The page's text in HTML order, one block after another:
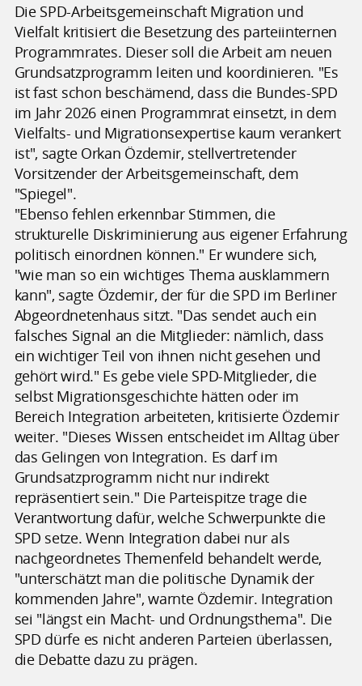
Die SPD-Arbeitsgemeinschaft Migration und
Vielfalt kritisiert die Besetzung des parteiinternen
Programmrates. Dieser soll die Arbeit am neuen
Grundsatzprogramm leiten und koordinieren. "Es
ist fast schon beschämend, dass die Bundes-SPD
im Jahr 2026 einen Programmrat einsetzt, in dem
Vielfalts- und Migrationsexpertise kaum verankert
ist", sagte Orkan Özdemir, stellvertretender
Vorsitzender der Arbeitsgemeinschaft, dem
"Spiegel".
"Ebenso fehlen erkennbar Stimmen, die
strukturelle Diskriminierung aus eigener Erfahrung
politisch einordnen können." Er wundere sich,
"wie man so ein wichtiges Thema ausklammern
kann", sagte Özdemir, der für die SPD im Berliner
Abgeordnetenhaus sitzt. "Das sendet auch ein
falsches Signal an die Mitglieder: nämlich, dass
ein wichtiger Teil von ihnen nicht gesehen und
gehört wird." Es gebe viele SPD-Mitglieder, die
selbst Migrationsgeschichte hätten oder im
Bereich Integration arbeiteten, kritisierte Özdemir
weiter. "Dieses Wissen entscheidet im Alltag über
das Gelingen von Integration. Es darf im
Grundsatzprogramm nicht nur indirekt
repräsentiert sein." Die Parteispitze trage die
Verantwortung dafür, welche Schwerpunkte die
SPD setze. Wenn Integration dabei nur als
nachgeordnetes Themenfeld behandelt werde,
"unterschätzt man die politische Dynamik der
kommenden Jahre", warnte Özdemir. Integration
sei "längst ein Macht- und Ordnungsthema". Die
SPD dürfe es nicht anderen Parteien überlassen,
die Debatte dazu zu prägen.